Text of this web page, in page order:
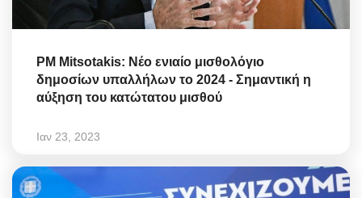
PM Mitsotakis: Νέο ενιαίο μισθολόγιο
δημοσίων υπαλλήλων το 2024 - Σημαντική η
αύξηση του κατώτατου μισθού
Ιαν 23, 2023